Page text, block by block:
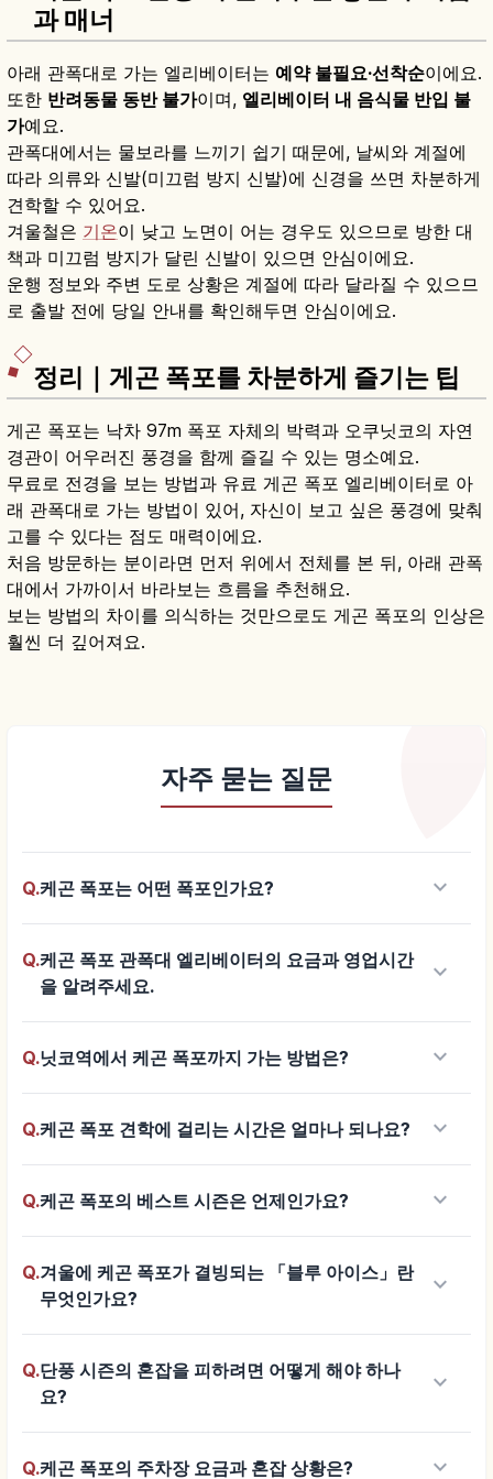
과 매너
아래 관폭대로 가는 엘리베이터는 예약 불필요·선착순이에요.
또한 반려동물 동반 불가이며, 엘리베이터 내 음식물 반입 불
가예요.
관폭대에서는 물보라를 느끼기 쉽기 때문에, 날씨와 계절에
따라 의류와 신발(미끄럼 방지 신발)에 신경을 쓰면 차분하게
견학할 수 있어요.
겨울철은 기온이 낮고 노면이 어는 경우도 있으므로 방한 대
책과 미끄럼 방지가 달린 신발이 있으면 안심이에요.
운행 정보와 주변 도로 상황은 계절에 따라 달라질 수 있으므
로 출발 전에 당일 안내를 확인해두면 안심이에요.
정리｜게곤 폭포를 차분하게 즐기는 팁
게곤 폭포는 낙차 97m 폭포 자체의 박력과 오쿠닛코의 자연
경관이 어우러진 풍경을 함께 즐길 수 있는 명소예요.
무료로 전경을 보는 방법과 유료 게곤 폭포 엘리베이터로 아
래 관폭대로 가는 방법이 있어, 자신이 보고 싶은 풍경에 맞춰
고를 수 있다는 점도 매력이에요.
처음 방문하는 분이라면 먼저 위에서 전체를 본 뒤, 아래 관폭
대에서 가까이서 바라보는 흐름을 추천해요.
보는 방법의 차이를 의식하는 것만으로도 게곤 폭포의 인상은
훨씬 더 깊어져요.
자주 묻는 질문
Q.케곤 폭포는 어떤 폭포인가요? keyboard_arrow_down
Q.케곤 폭포 관폭대 엘리베이터의 요금과 영업시간
을 알려주세요.
keyboard_arrow_down
Q.닛코역에서 케곤 폭포까지 가는 방법은? keyboard_arrow_down
Q.케곤 폭포 견학에 걸리는 시간은 얼마나 되나요? keyboard_arrow_down
Q.케곤 폭포의 베스트 시즌은 언제인가요? keyboard_arrow_down
Q.겨울에 케곤 폭포가 결빙되는 「블루 아이스」란
무엇인가요?
keyboard_arrow_down
Q.단풍 시즌의 혼잡을 피하려면 어떻게 해야 하나
요?
keyboard_arrow_down
Q.케곤 폭포의 주차장 요금과 혼잡 상황은? keyboard_arrow_down